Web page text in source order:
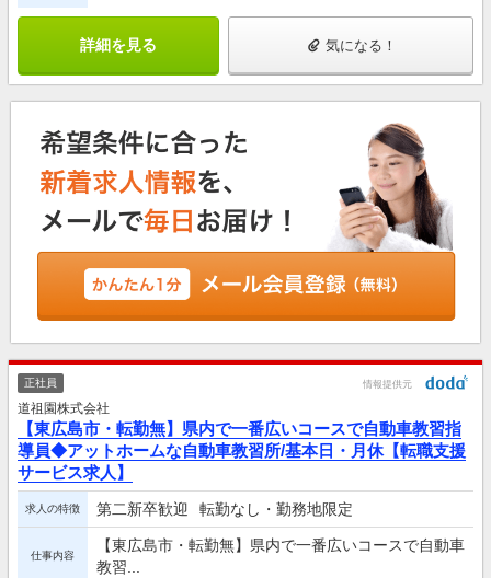
詳細を見る 気になる！
正社員 情報提供元
道祖園株式会社
【東広島市・転勤無】県内で一番広いコースで自動車教習指
導員◆アットホームな自動車教習所/基本日・月休【転職支援
サービス求人】
求人の特徴 第二新卒歓迎 転勤なし・勤務地限定
仕事内容
【東広島市・転勤無】県内で一番広いコースで自動車
教習...